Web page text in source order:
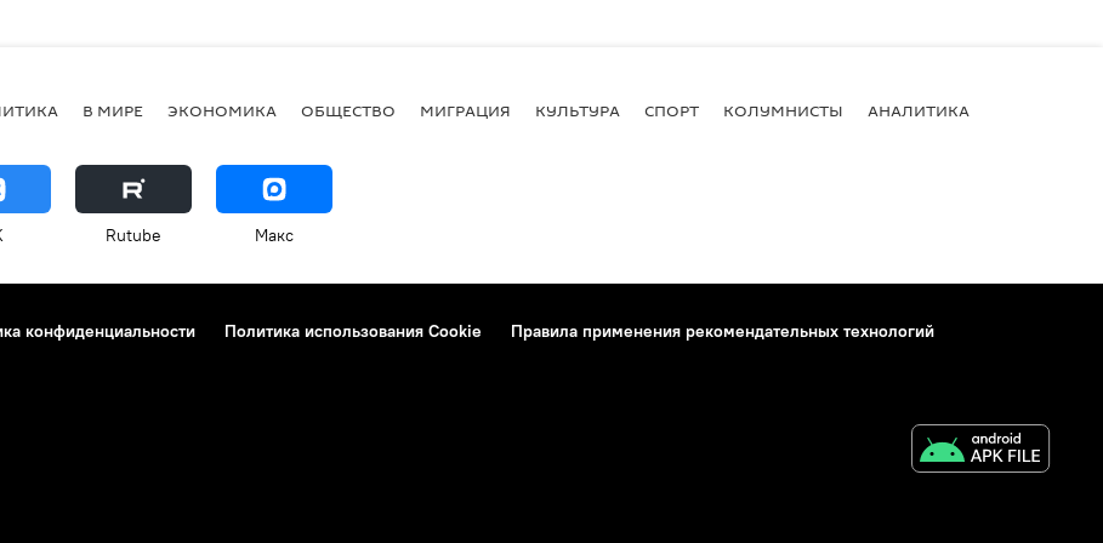
В МИРЕ ЭКОНОМИКА ОБЩЕСТВО МИГРАЦИЯ КУЛЬТУРА СПОРТ КОЛУМНИСТЫ АНАЛИТИКА
Rutube Макс
конфиденциальности Политика использования Cookie
Правила применения рекомендательных технологий